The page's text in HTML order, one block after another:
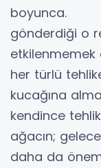
boyunca.
gönderdiği o
her türlü
kucağına
kendince
ağacın;
daha da